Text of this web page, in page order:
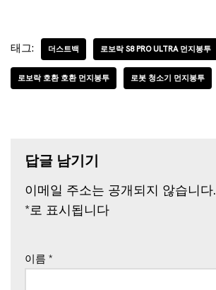
태그: 더스트백 로보락 S8 PRO ULTRA 먼지봉투
로보락 호환 호환 먼지봉투 로봇 청소기 먼지봉투
답글 남기기
이메일 주소는 공개되지 않습니다.
*로 표시됩니다
이름 *